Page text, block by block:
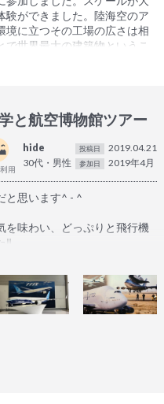
験ができました。陸海空のア
境に立つその工場の広さは相
世界最大の建築物というこ
生懸命追加説明をして下さ
と航空博物館ツアー
hide
30代・男性
投稿日 2019.04.21
参加日 2019年4月
と思います^ - ^
を味わい、どっぷりと飛行機
‼︎
えに来てくれて、楽々でツア
さんが訳して伝えてくれるの
更に違った視点で楽しめるか